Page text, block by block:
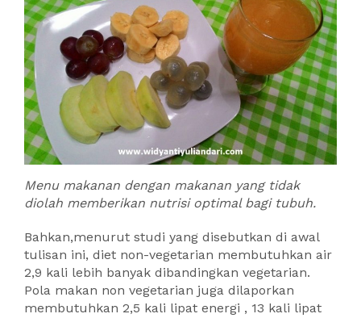
Menu makanan dengan makanan yang tidak
diolah memberikan nutrisi optimal bagi tubuh.
Bahkan,menurut studi yang disebutkan di awal
tulisan ini, diet non-vegetarian membutuhkan air
2,9 kali lebih banyak dibandingkan vegetarian.
Pola makan non vegetarian juga dilaporkan
membutuhkan 2,5 kali lipat energi , 13 kali lipat